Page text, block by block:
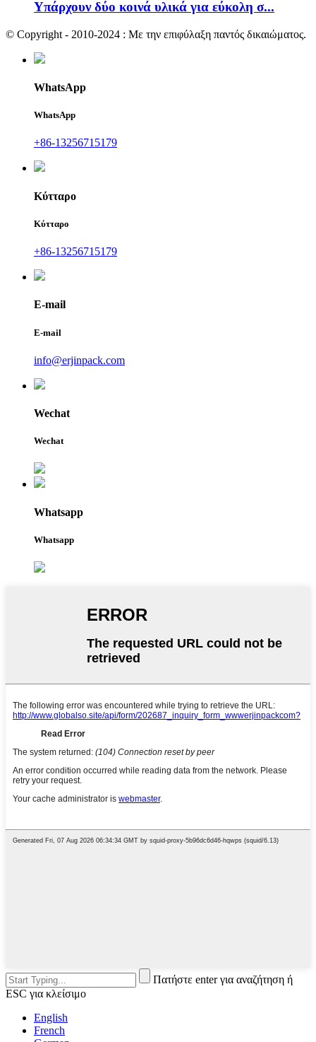
Υπάρχουν δύο κοινά υλικά για εύκολη σ...
© Copyright - 2010-2024 : Με την επιφύλαξη παντός δικαιώματος.
WhatsApp
WhatsApp
+86-13256715179
Κύτταρο
Κύτταρο
+86-13256715179
E-mail
E-mail
info@erjinpack.com
Wechat
Wechat
Whatsapp
Whatsapp
Πατήστε enter για αναζήτηση ή
ESC για κλείσιμο
English
French